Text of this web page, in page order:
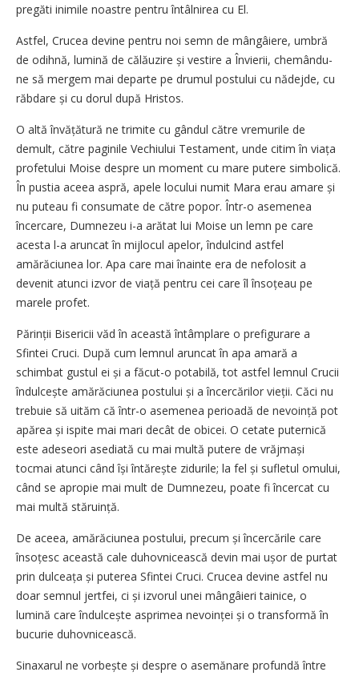
pregăti inimile noastre pentru întâlnirea cu El.
Astfel, Crucea devine pentru noi semn de mângâiere, umbră
de odihnă, lumină de călăuzire și vestire a Învierii, chemându-
ne să mergem mai departe pe drumul postului cu nădejde, cu
răbdare și cu dorul după Hristos.
O altă învățătură ne trimite cu gândul către vremurile de
demult, către paginile Vechiului Testament, unde citim în viața
profetului Moise despre un moment cu mare putere simbolică.
În pustia aceea aspră, apele locului numit Mara erau amare și
nu puteau fi consumate de către popor. Într-o asemenea
încercare, Dumnezeu i-a arătat lui Moise un lemn pe care
acesta l-a aruncat în mijlocul apelor, îndulcind astfel
amărăciunea lor. Apa care mai înainte era de nefolosit a
devenit atunci izvor de viață pentru cei care îl însoțeau pe
marele profet.
Părinții Bisericii văd în această întâmplare o prefigurare a
Sfintei Cruci. După cum lemnul aruncat în apa amară a
schimbat gustul ei și a făcut-o potabilă, tot astfel lemnul Crucii
îndulcește amărăciunea postului și a încercărilor vieții. Căci nu
trebuie să uităm că într-o asemenea perioadă de nevoință pot
apărea și ispite mai mari decât de obicei. O cetate puternică
este adeseori asediată cu mai multă putere de vrăjmași
tocmai atunci când își întărește zidurile; la fel și sufletul omului,
când se apropie mai mult de Dumnezeu, poate fi încercat cu
mai multă stăruință.
De aceea, amărăciunea postului, precum și încercările care
însoțesc această cale duhovnicească devin mai ușor de purtat
prin dulceața și puterea Sfintei Cruci. Crucea devine astfel nu
doar semnul jertfei, ci și izvorul unei mângâieri tainice, o
lumină care îndulcește asprimea nevoinței și o transformă în
bucurie duhovnicească.
Sinaxarul ne vorbește și despre o asemănare profundă între